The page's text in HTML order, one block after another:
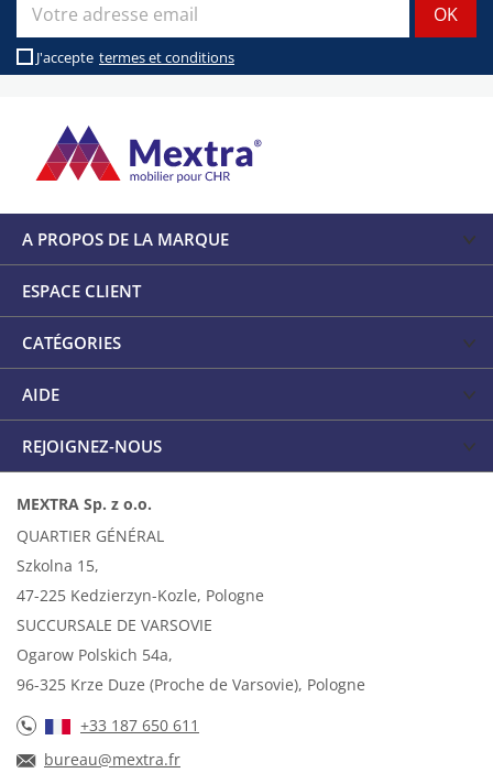
J'accepte termes et conditions
A PROPOS DE LA MARQUE
ESPACE CLIENT
CATÉGORIES
AIDE
REJOIGNEZ-NOUS
MEXTRA Sp. z o.o.
QUARTIER GÉNÉRAL
Szkolna 15,
47-225 Kedzierzyn-Kozle, Pologne
SUCCURSALE DE VARSOVIE
Ogarow Polskich 54a,
96-325 Krze Duze (Proche de Varsovie), Pologne
+33 187 650 611
bureau@mextra.fr